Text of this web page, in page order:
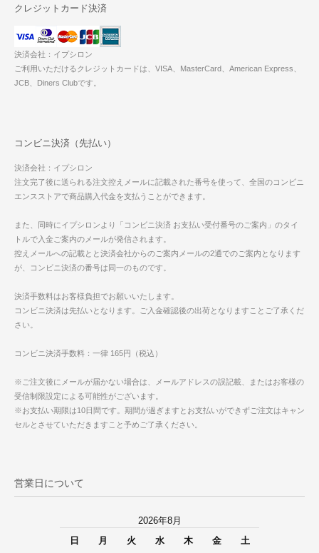
クレジットカード決済
決済会社：イプシロン
ご利用いただけるクレジットカードは、VISA、MasterCard、American Express、
JCB、Diners Clubです。
コンビニ決済（先払い）
決済会社：イプシロン
注文完了後に送られる注文控えメールに記載された番号を使って、全国のコンビニ
エンスストアで商品購入代金を支払うことができます。
また、同時にイプシロンより「コンビニ決済 お支払い受付番号のご案内」のタイ
トルで入金ご案内のメールが発信されます。
控えメールへの記載とと決済会社からのご案内メールの2通でのご案内となります
が、コンビニ決済の番号は同一のものです。
決済手数料はお客様負担でお願いいたします。
コンビニ決済は先払いとなります。ご入金確認後の出荷となりますことご了承くだ
さい。
コンビニ決済手数料：一律 165円（税込）
※ご注文後にメールが届かない場合は、メールアドレスの誤記載、またはお客様の
受信制限設定による可能性がございます。
※お支払い期限は10日間です。期間が過ぎますとお支払いができずご注文はキャン
セルとさせていただきますこと予めご了承ください。
営業日について
2026年8月
日
月 火 水 木 金 土